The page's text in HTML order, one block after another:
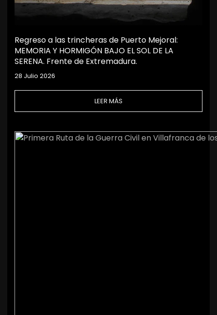
Regreso a las trincheras de Puerto Mejoral:
MEMORIA Y HORMIGÓN BAJO EL SOL DE LA
SERENA. Frente de Extremadura.
28 Julio 2026
LEER MÁS